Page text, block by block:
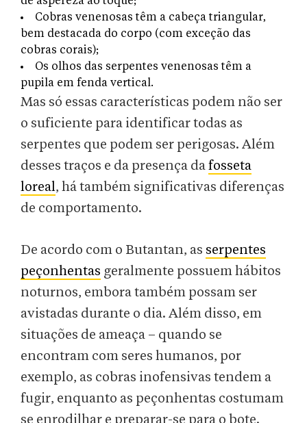
Cobras venenosas têm a cabeça triangular,
bem destacada do corpo (com exceção das
cobras corais);
Os olhos das serpentes venenosas têm a
pupila em fenda vertical.
Mas só essas características podem não ser
o suficiente para identificar todas as
serpentes que podem ser perigosas. Além
desses traços e da presença dafosseta
loreal, há também significativas diferenças
de comportamento.
De acordo com o Butantan, as serpentes
peçonhentas geralmente possuem hábitos
noturnos, embora também possam ser
avistadas durante o dia. Além disso, em
situações de ameaça – quando se
encontram com seres humanos, por
exemplo, as cobras inofensivas tendem a
fugir, enquanto as peçonhentas costumam
se enrodilhar e preparar-se para o bote.